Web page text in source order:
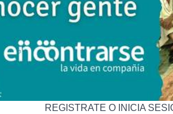
REGISTRATE O INICIA